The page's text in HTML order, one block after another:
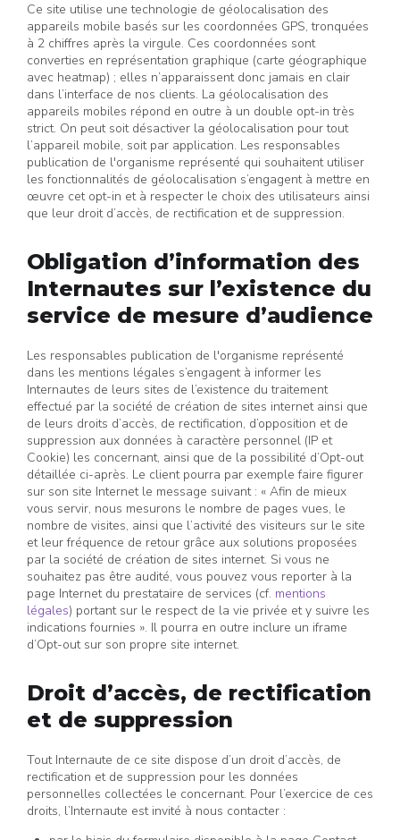
Ce site utilise une technologie de géolocalisation des
appareils mobile basés sur les coordonnées GPS, tronquées
à 2 chiffres après la virgule. Ces coordonnées sont
converties en représentation graphique (carte géographique
avec heatmap) ; elles n’apparaissent donc jamais en clair
dans l’interface de nos clients. La géolocalisation des
appareils mobiles répond en outre à un double opt-in très
strict. On peut soit désactiver la géolocalisation pour tout
l’appareil mobile, soit par application. Les responsables
publication de l'organisme représenté qui souhaitent utiliser
les fonctionnalités de géolocalisation s’engagent à mettre en
œuvre cet opt-in et à respecter le choix des utilisateurs ainsi
que leur droit d’accès, de rectification et de suppression.
Obligation d’information des
Internautes sur l’existence du
service de mesure d’audience
Les responsables publication de l'organisme représenté
dans les mentions légales s’engagent à informer les
Internautes de leurs sites de l’existence du traitement
effectué par la société de création de sites internet ainsi que
de leurs droits d’accès, de rectification, d’opposition et de
suppression aux données à caractère personnel (IP et
Cookie) les concernant, ainsi que de la possibilité d’Opt-out
détaillée ci-après. Le client pourra par exemple faire figurer
sur son site Internet le message suivant : « Afin de mieux
vous servir, nous mesurons le nombre de pages vues, le
nombre de visites, ainsi que l’activité des visiteurs sur le site
et leur fréquence de retour grâce aux solutions proposées
par la société de création de sites internet. Si vous ne
souhaitez pas être audité, vous pouvez vous reporter à la
page Internet du prestataire de services (cf. mentions
légales) portant sur le respect de la vie privée et y suivre les
indications fournies ». Il pourra en outre inclure un iframe
d’Opt-out sur son propre site internet.
Droit d’accès, de rectification
et de suppression
Tout Internaute de ce site dispose d’un droit d’accès, de
rectification et de suppression pour les données
personnelles collectées le concernant. Pour l’exercice de ces
droits, l’Internaute est invité à nous contacter :